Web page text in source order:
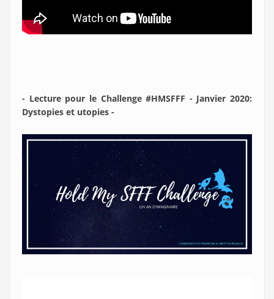
- Lecture pour le Challenge #HMSFFF - Janvier 2020:
Dystopies et utopies -